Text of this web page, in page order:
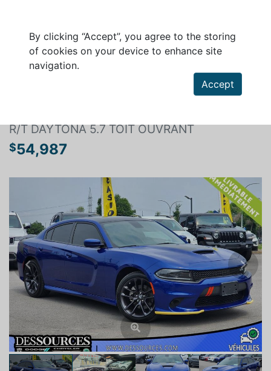
By clicking “Accept”, you agree to the storing
of cookies on your device to enhance site
navigation.
Accept
R/T DAYTONA 5.7 TOIT OUVRANT
$54,987
Previous Next